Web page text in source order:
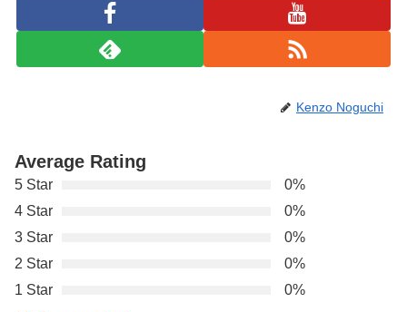
Kenzo Noguchi
Average Rating
5 Star
0%
4 Star
0%
3 Star
0%
2 Star
0%
1 Star
0%